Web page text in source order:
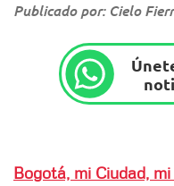
Publicado por: Cielo
Bogotá, mi Ciudad, mi